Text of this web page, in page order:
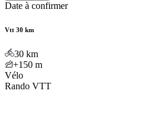
Date à confirmer
Vtt 30 km
30 km
+150 m
Vélo
Rando VTT